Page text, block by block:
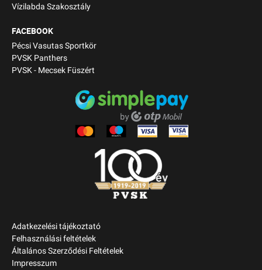
Vízilabda Szakosztály
FACEBOOK
Pécsi Vasutas Sportkör
PVSK Panthers
PVSK - Mecsek Füszért
Adatkezelési tájékoztató
Felhasználási feltételek
Általános Szerződési Feltételek
Impresszum